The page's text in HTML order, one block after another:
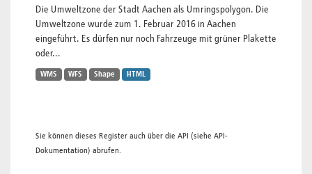
Die Umweltzone der Stadt Aachen als Umringspolygon. Die
Umweltzone wurde zum 1. Februar 2016 in Aachen
eingeführt. Es dürfen nur noch Fahrzeuge mit grüner Plakette
oder...
WMS WFS Shape HTML
Sie können dieses Register auch über die API (siehe API-
Dokumentation) abrufen.